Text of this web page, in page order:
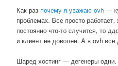
Как раз почему я уважаю ovh —
проблемах. Все просто
постоянно что-то случится, то
и клиент не доволен. А в ovh
Шаред хостинг — дегенеры